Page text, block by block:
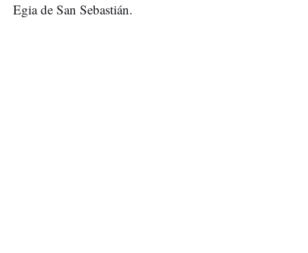
Egia de San Sebastián.